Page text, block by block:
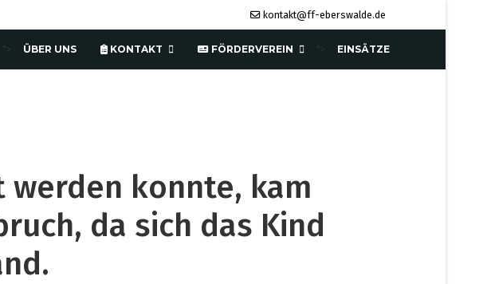
kontakt@ff-eberswalde.de
"> ÜBER UNS KONTAKT FÖRDERVEREIN "> EINSÄTZE
werden konnte, kam
da sich das Kind